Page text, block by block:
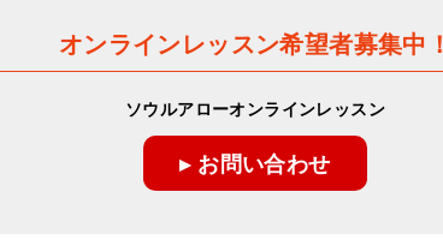
オンラインレッスン希望者募集中！
ソウルアローオンラインレッスン
▸ お問い合わせ